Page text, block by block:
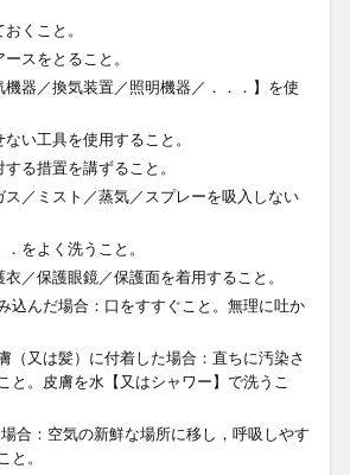
くこと。
スをとること。
機器／換気装置／照明機器／．．．】を使
い工具を使用すること。
る措置を講ずること。
ス／ミスト／蒸気／スプレーを吸入しない
をよく洗うこと。
／保護眼鏡／保護面を着用すること。
込んだ場合：口をすすぐこと。無理に吐か
（又は髪）に付着した場合：直ちに汚染さ
と。皮膚を水【又はシャワー】で洗うこ
合：空気の新鮮な場所に移し，呼吸しやす
と。